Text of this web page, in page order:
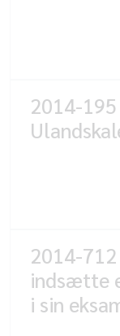
2014-
2014-
indsætte
i sin